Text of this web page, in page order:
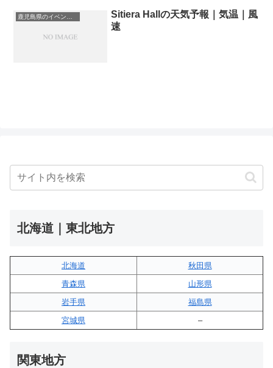
Sitiera Hallの天気予報｜気温｜風
速
北海道｜東北地方
北海道
秋田県
青森県
山形県
岩手県
福島県
宮城県
–
関東地方